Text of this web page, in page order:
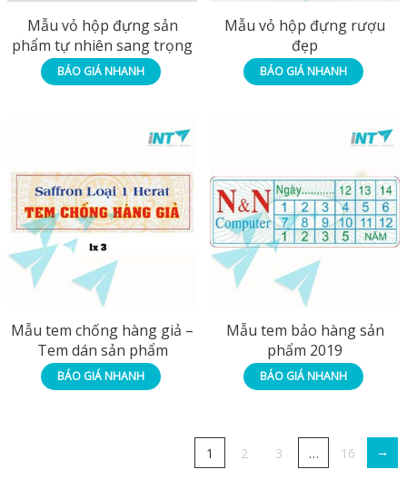
Mẫu vỏ hộp đựng sản
phẩm tự nhiên sang trọng
BÁO GIÁ NHANH
Mẫu vỏ hộp đựng rượu
đẹp
BÁO GIÁ NHANH
Mẫu tem chống hàng giả –
Tem dán sản phẩm
BÁO GIÁ NHANH
Mẫu tem bảo hàng sản
phẩm 2019
BÁO GIÁ NHANH
1 2 3 … 16 →